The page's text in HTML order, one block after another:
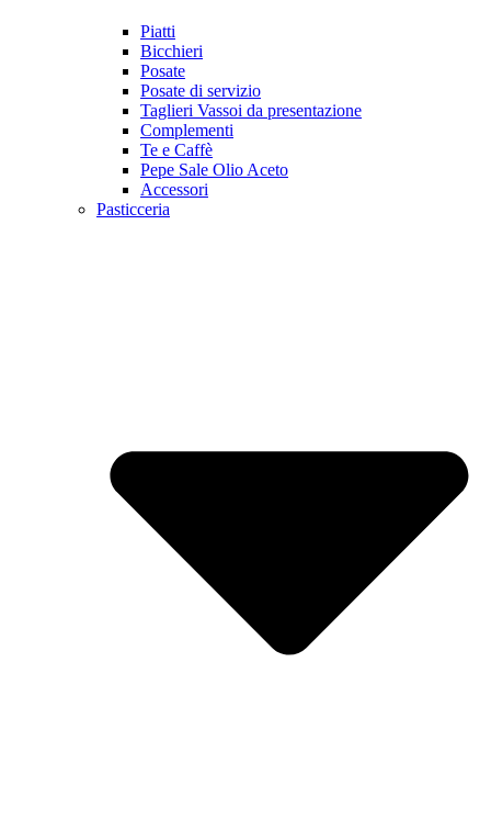
Piatti
Bicchieri
Posate
Posate di servizio
Taglieri Vassoi da presentazione
Complementi
Te e Caffè
Pepe Sale Olio Aceto
Accessori
Pasticceria